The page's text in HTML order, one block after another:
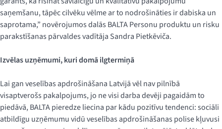
saņemšanu, tāpēc cilvēku vēlme ar to nodrošināties ir dabiska un
saprotama,” novērojumos dalās BALTA Personu produktu un risku
parakstīšanas pārvaldes vadītāja Sandra Pietkēviča.
Izvēlas uzņēmumi, kuri domā ilgtermiņā
Lai gan veselības apdrošināšana Latvijā vēl nav pilnībā
visaptverošs pakalpojums, jo ne visi darba devēji pagaidām to
piedāvā, BALTA pieredze liecina par kādu pozitīvu tendenci: sociāli
atbildīgu uzņēmumu vidū veselības apdrošināšanas polise kļuvusi